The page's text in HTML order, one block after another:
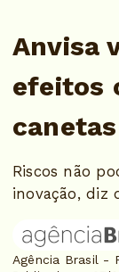
Anvisa
efeitos
Riscos não
inovação, diz
Agência Brasil -